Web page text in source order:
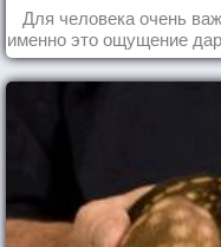
Для человека очень
именно это ощущение
каждый